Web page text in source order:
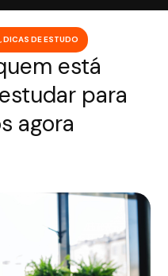
,DICAS DE ESTUDO
está
para
agora